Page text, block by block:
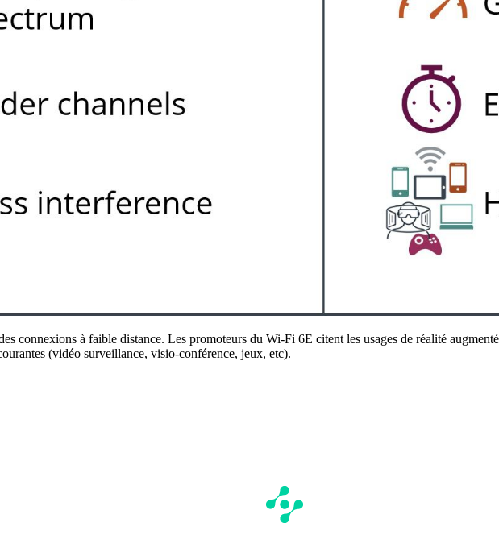
connexions à faible distance. Les promoteurs du Wi-Fi 6E citent les usages de réalité
(vidéo surveillance, visio-conférence, jeux, etc).